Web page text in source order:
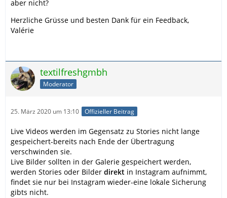
aber nicht?
Herzliche Grüsse und besten Dank für ein Feedback,
Valérie
textilfreshgmbh
Moderator
25. März 2020 um 13:10 Offizieller Beitrag
Live Videos werden im Gegensatz zu Stories nicht lange
gespeichert-bereits nach Ende der Übertragung
verschwinden sie.
Live Bilder sollten in der Galerie gespeichert werden,
werden Stories oder Bilder direkt in Instagram aufnimmt,
findet sie nur bei Instagram wieder-eine lokale Sicherung
gibts nicht.